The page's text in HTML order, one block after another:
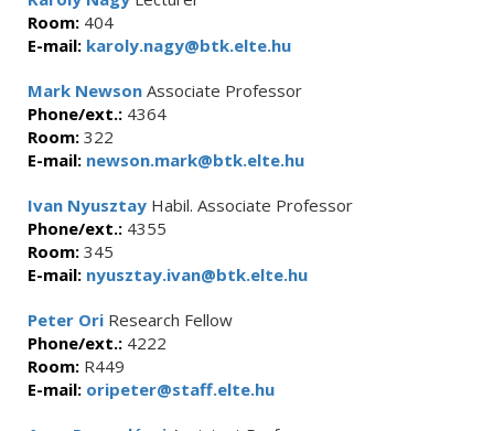
Room: 404
E-mail: karoly.nagy@btk.elte.hu
Mark Newson Associate Professor
Phone/ext.: 4364
Room: 322
E-mail: newson.mark@btk.elte.hu
Ivan Nyusztay Habil. Associate Professor
Phone/ext.: 4355
Room: 345
E-mail: nyusztay.ivan@btk.elte.hu
Peter Ori Research Fellow
Phone/ext.: 4222
Room: R449
E-mail: oripeter@staff.elte.hu